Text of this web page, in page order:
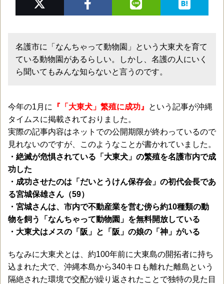
名護市に「なんちゃって動物園」という大東犬を育て
ている動物園があるらしい。しかし、名護の人にいく
ら聞いてもみんな知らないと言うのです。
今年の1月に 『「大東犬」繁殖に成功』
という記事が沖縄
タイムスに掲載されておりました。
実際の記事内容はネットでの公開期限が終わっているので
見れないのですが、このようなことが書かれていました。
・絶滅が危惧されている「大東犬」の繁殖を名護市内で成
功した
・成功させたのは「だいとうけん保存会」の初代会長であ
る宮城保雄さん（59）
・宮城さんは、市内で不動産業を営む傍ら約10種類の動
物を飼う「なんちゃって動物園」を無料開放している
・大東犬はメスの「阪」と「阪」の娘の「神」がいる
ちなみに大東犬とは、約100年前に大東島の開拓者に持ち
込まれた犬で、沖縄本島から340キロも離れた離島という
隔絶された環境で交配が繰り返されたことで独特の見た目